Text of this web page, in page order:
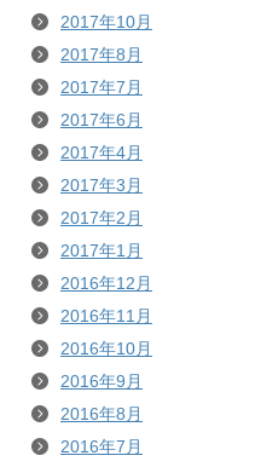
2017年10月
2017年8月
2017年7月
2017年6月
2017年4月
2017年3月
2017年2月
2017年1月
2016年12月
2016年11月
2016年10月
2016年9月
2016年8月
2016年7月